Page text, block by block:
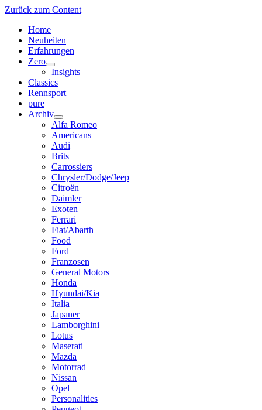
Zurück zum Content
Home
Neuheiten
Erfahrungen
Zero
Menü
öffnen
Insights
Classics
Rennsport
pure
Archiv
Menü
öffnen
Alfa Romeo
Americans
Audi
Brits
Carrossiers
Chrysler/Dodge/Jeep
Citroën
Daimler
Exoten
Ferrari
Fiat/Abarth
Food
Ford
Franzosen
General Motors
Honda
Hyundai/Kia
Italia
Japaner
Lamborghini
Lotus
Maserati
Mazda
Motorrad
Nissan
Opel
Personalities